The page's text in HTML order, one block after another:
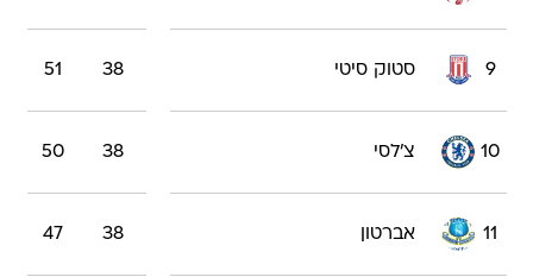
9 סטוק סיטי 38
51
10 צ'לסי 38
50
11 אברטון 38
47